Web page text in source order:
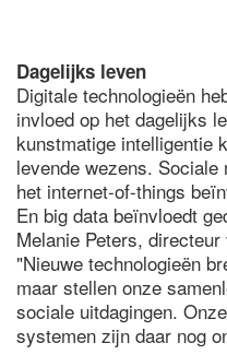
Dagelijks leven
Digitale technologieën
invloed op het dagelijks
kunstmatige intelligentie
levende wezens.
het internet-of-things
En big data beïnvloedt
Melanie Peters,
"Nieuwe technologieën
maar stellen onze
sociale uitdagingen.
systemen zijn daar nog